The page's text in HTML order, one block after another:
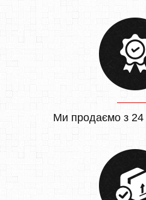
Ми продаємо з 24